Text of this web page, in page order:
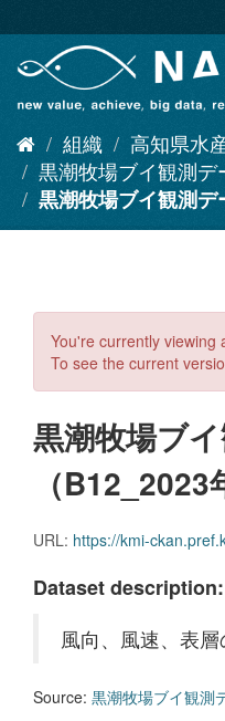
キ
組織
高知県水
黒潮牧場ブイ観測
黒潮牧場ブイ観測デ
You're currently viewing
To see the current
黒潮牧場ブ
（B12_2023
URL: https://kmi-ckan.pref.kochi.lg.jp/dataset/4535903a-3f9e-463a-ab0e-
Dataset description:
風向、風速、表
Source: 黒潮牧場ブイ観測